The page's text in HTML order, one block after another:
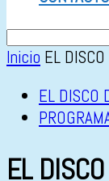
Inicio EL
EL DISCO
EL